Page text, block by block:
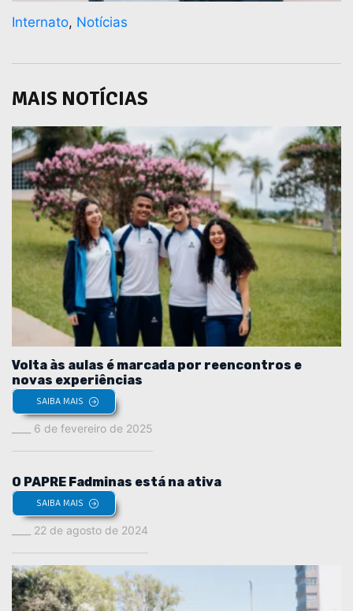
Internato, Notícias
MAIS NOTÍCIAS
Volta às aulas é marcada por reencontros e
novas experiências
SAIBA MAIS
6 de fevereiro de 2025
O PAPRE Fadminas está na ativa
SAIBA MAIS
22 de agosto de 2024